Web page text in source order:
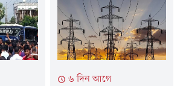
৬ দিন আগে